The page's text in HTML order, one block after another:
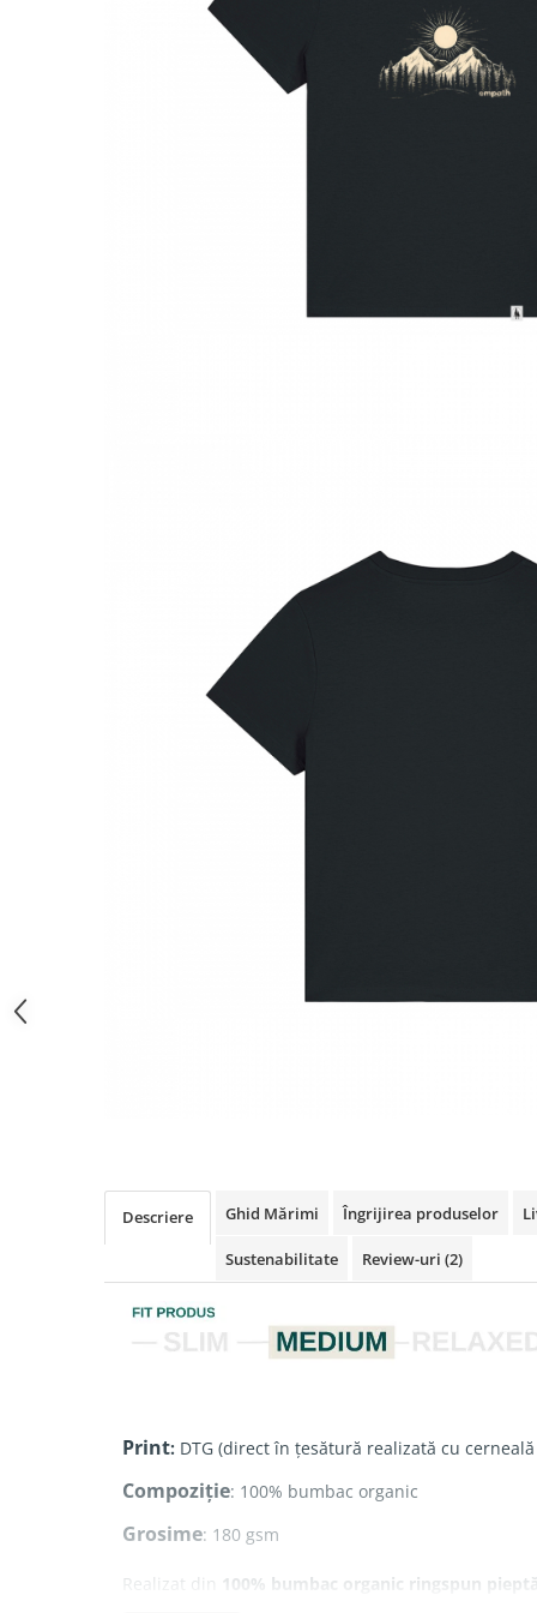
Descriere Ghid Mărimi Îngrijirea produselor
Sustenabilitate Review-uri (2)
Print: DTG (direct în țesătură realizată cu
Compoziție: 100% bumbac organic
Grosime: 180 gsm
Realizat din 100% bumbac organic ringspun